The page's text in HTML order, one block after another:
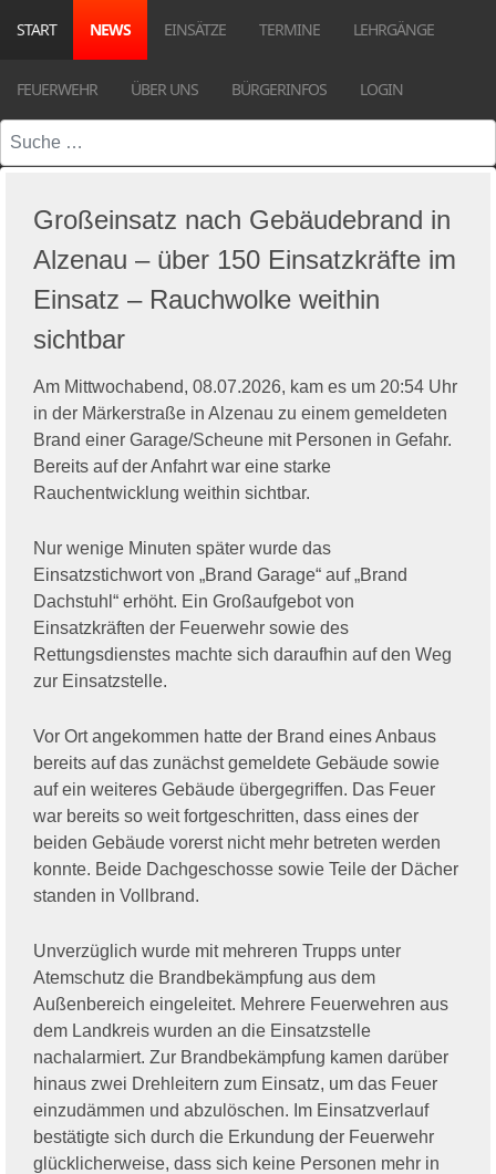
START NEWS EINSÄTZE TERMINE LEHRGÄNGE
FEUERWEHR ÜBER UNS BÜRGERINFOS LOGIN
Suchen
Großeinsatz nach Gebäudebrand in
Alzenau – über 150 Einsatzkräfte im
Einsatz – Rauchwolke weithin
sichtbar
Am Mittwochabend, 08.07.2026, kam es um 20:54 Uhr
in der Märkerstraße in Alzenau zu einem gemeldeten
Brand einer Garage/Scheune mit Personen in Gefahr.
Bereits auf der Anfahrt war eine starke
Rauchentwicklung weithin sichtbar.
Nur wenige Minuten später wurde das
Einsatzstichwort von „Brand Garage“ auf „Brand
Dachstuhl“ erhöht. Ein Großaufgebot von
Einsatzkräften der Feuerwehr sowie des
Rettungsdienstes machte sich daraufhin auf den Weg
zur Einsatzstelle.
Vor Ort angekommen hatte der Brand eines Anbaus
bereits auf das zunächst gemeldete Gebäude sowie
auf ein weiteres Gebäude übergegriffen. Das Feuer
war bereits so weit fortgeschritten, dass eines der
beiden Gebäude vorerst nicht mehr betreten werden
konnte. Beide Dachgeschosse sowie Teile der Dächer
standen in Vollbrand.
Unverzüglich wurde mit mehreren Trupps unter
Atemschutz die Brandbekämpfung aus dem
Außenbereich eingeleitet. Mehrere Feuerwehren aus
dem Landkreis wurden an die Einsatzstelle
nachalarmiert. Zur Brandbekämpfung kamen darüber
hinaus zwei Drehleitern zum Einsatz, um das Feuer
einzudämmen und abzulöschen. Im Einsatzverlauf
bestätigte sich durch die Erkundung der Feuerwehr
glücklicherweise, dass sich keine Personen mehr in